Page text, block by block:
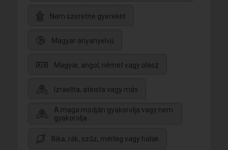
Nem szeretne gyereket
Magyar anyanyelvű
Magyar, angol, német vagy olasz
Izraelita, ateista vagy más
A maga módján gyakorolja vagy nem
gyakorolja
Bika, rák, szűz, mérleg vagy halak